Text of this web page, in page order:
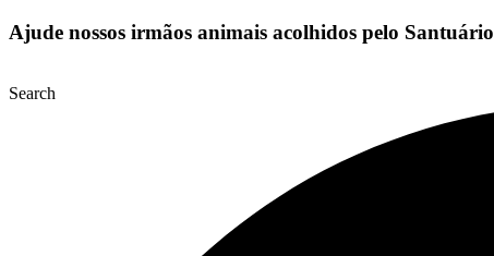
Ajude nossos irmãos animais acolhidos pelo Santuário
Search